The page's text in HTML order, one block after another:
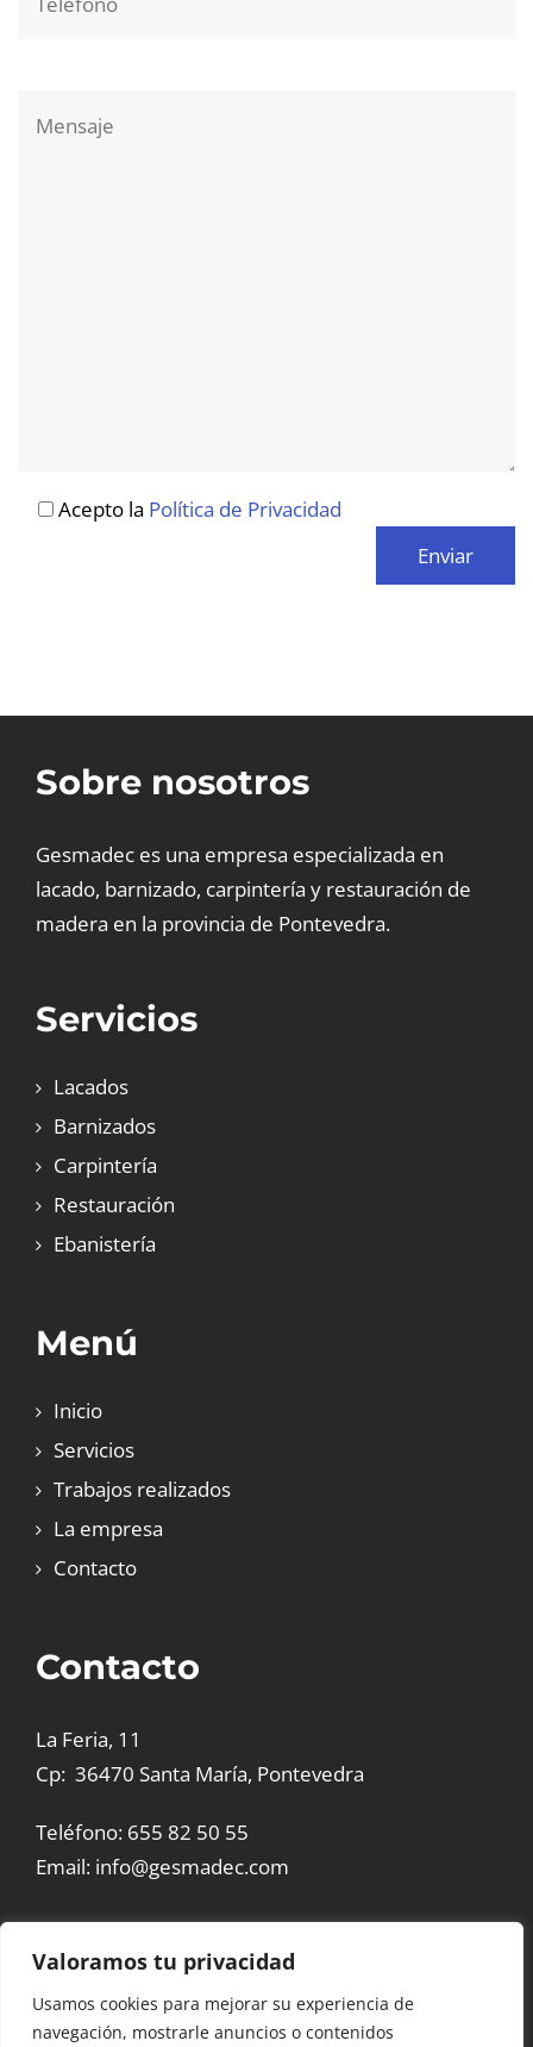
Valoramos tu privacidad
Usamos cookies para mejorar su experiencia de
navegación, mostrarle anuncios o contenidos
Acepto la Política de Privacidad
Sobre nosotros
Gesmadec es una empresa especializada en
lacado, barnizado, carpintería y restauración de
madera en la provincia de Pontevedra.
Servicios
Lacados
Barnizados
Carpintería
Restauración
Ebanistería
Menú
Inicio
Servicios
Trabajos realizados
La empresa
Contacto
Contacto
La Feria, 11
Cp: 36470 Santa María, Pontevedra
Teléfono: 655 82 50 55
Email: info@gesmadec.com
© Copyright 2026 | Gesmadec |Empresa de lacado y